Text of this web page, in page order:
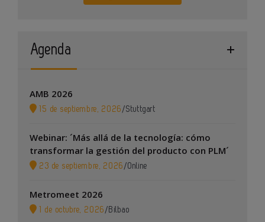
Agenda
AMB 2026
15 de septiembre, 2026 /Stuttgart
Webinar: ´Más allá de la tecnología: cómo
transformar la gestión del producto con PLM´
23 de septiembre, 2026 /Online
Metromeet 2026
1 de octubre, 2026 / Bilbao